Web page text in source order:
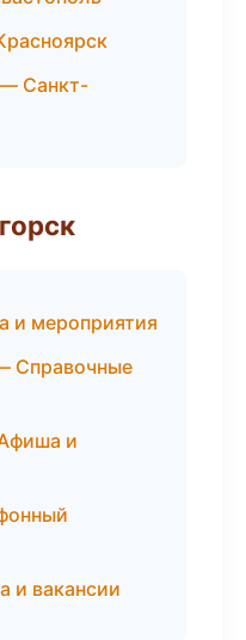
— Санкт-
и мероприятия
Справочные
и
и вакансии